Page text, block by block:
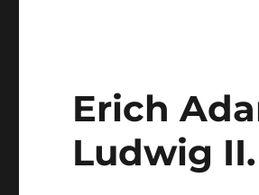
Erich
Ludwig II.